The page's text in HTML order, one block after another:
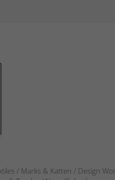
/ Marks & Katten / Design